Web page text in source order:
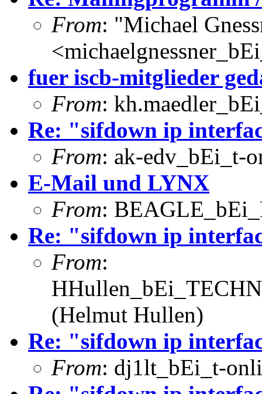
From: "Michael
fuer iscb-mitglieder
From:
Re: "sifdown ip
From: ak-edv_bEi_t-
E-Mail und LYNX
From:
Re: "sifdown ip
From:
(Helmut Hullen)
Re: "sifdown ip
From: dj1lt_bEi_t-